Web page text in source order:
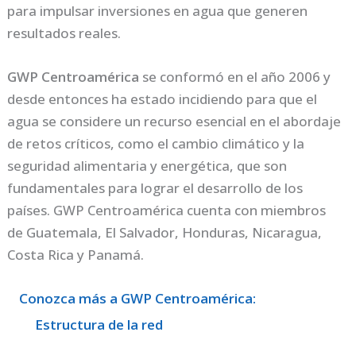
para impulsar inversiones en agua que generen
resultados reales.
GWP Centroamérica se conformó en el año 2006 y
desde entonces ha estado incidiendo para que el
agua se considere un recurso esencial en el abordaje
de retos críticos, como el cambio climático y la
seguridad alimentaria y energética, que son
fundamentales para lograr el desarrollo de los
países. GWP Centroamérica cuenta con miembros
de Guatemala, El Salvador, Honduras, Nicaragua,
Costa Rica y Panamá.
Conozca más a GWP Centroamérica:
Estructura de la red